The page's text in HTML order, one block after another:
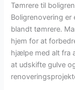
Tømrere til
Boligrenovering
blandt tømrere.
hjem for at
hjælpe med alt fra
at udskifte gulve